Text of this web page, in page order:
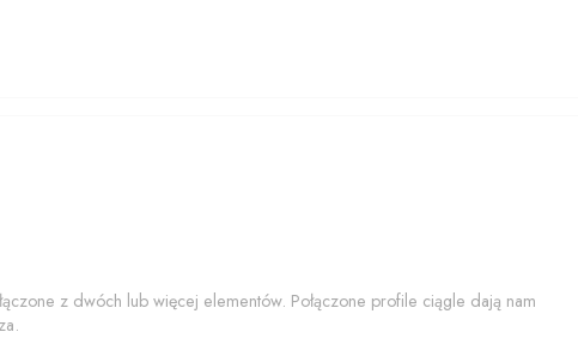
z dwóch lub więcej elementów. Połączone profile ciągle dają nam